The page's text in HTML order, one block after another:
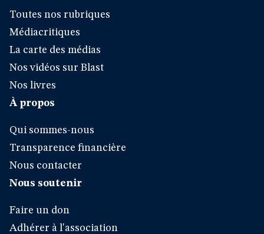
Toutes nos rubriques
Médiacritiques
La carte des médias
Nos vidéos sur Blast
Nos livres
À propos
Qui sommes-nous
Transparence financière
Nous contacter
Nous soutenir
Faire un don
Adhérer à l'association